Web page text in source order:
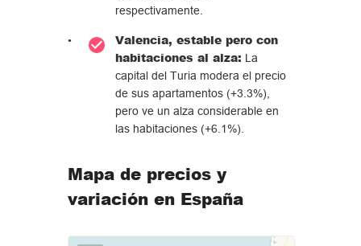
respectivamente.
Valencia, estable pero con
habitaciones al alza: La
capital del Turia modera el precio
de sus apartamentos (+3.3%),
pero ve un alza considerable en
las habitaciones (+6.1%).
Mapa de precios y
variación en España